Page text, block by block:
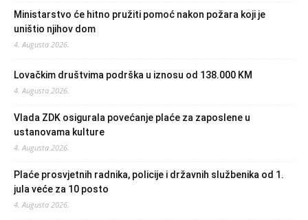
Ministarstvo će hitno pružiti pomoć nakon požara koji je
uništio njihov dom
4. Augusta 2026.
Lovačkim društvima podrška u iznosu od 138.000 KM
4. Augusta 2026.
Vlada ZDK osigurala povećanje plaće za zaposlene u
ustanovama kulture
4. Augusta 2026.
Plaće prosvjetnih radnika, policije i državnih službenika od 1.
jula veće za 10 posto
4. Augusta 2026.